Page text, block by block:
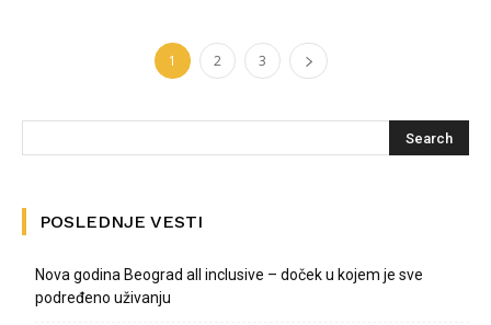
1 2 3
POSLEDNJE VESTI
Nova godina Beograd all inclusive – doček u kojem je sve
podređeno uživanju